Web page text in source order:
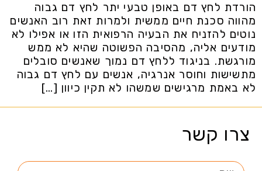
הורדת לחץ דם באופן טבעי יתר לחץ דם גבוה
מהווה סכנת חיים ממשית ולמרות זאת רוב האנשים
נוטים להזניח את הבעיה הרפואית הזו או אפילו לא
מודעים אליה, מהסיבה הפשוטה שהיא לא ממש
מורגשת. בניגוד ללחץ דם נמוך שאנשים סובלים
מתשישות וחוסר אנרגיה, אנשים עם לחץ דם גבוה
לא באמת מרגישים שמשהו לא תקין כיוון […]
צרו קשר